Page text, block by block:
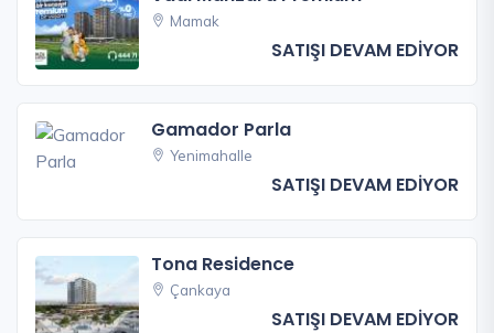
Mamak
SATIŞI DEVAM EDİYOR
Gamador Parla
Yenimahalle
SATIŞI DEVAM EDİYOR
Tona Residence
Çankaya
SATIŞI DEVAM EDİYOR